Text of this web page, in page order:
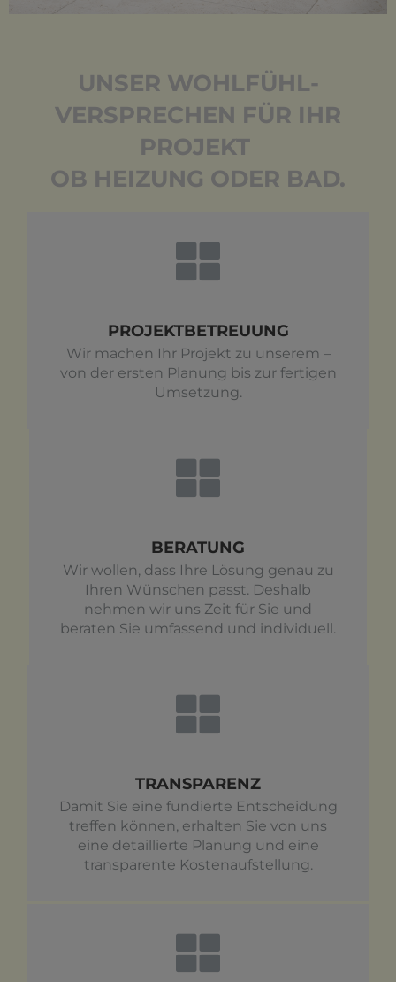
UNSER WOHLFÜHL-
VERSPRECHEN FÜR IHR
PROJEKT ­­­
OB HEIZUNG ODER BAD.
PROJEKTBETREUUNG
Wir machen Ihr Projekt zu unserem –
von der ersten Planung bis zur fertigen
Umsetzung.
BERATUNG
Wir wollen, dass Ihre Lösung genau zu
Ihren Wünschen passt. Deshalb
nehmen wir uns Zeit für Sie und
beraten Sie umfassend und individuell.
TRANSPARENZ
Damit Sie eine fundierte Entscheidung
treffen können, erhalten Sie von uns
eine detaillierte Planung und eine
transparente Kostenaufstellung.